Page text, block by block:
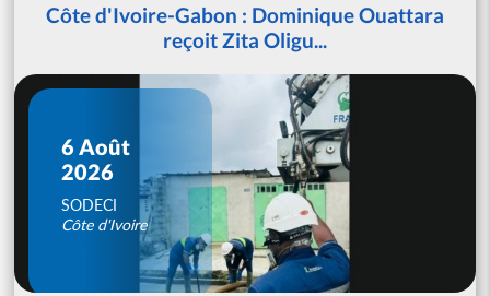
Côte d'Ivoire-Gabon : Dominique Ouattara
reçoit Zita Oligu...
6 Août
2026
SODECI
Côte d'Ivoire